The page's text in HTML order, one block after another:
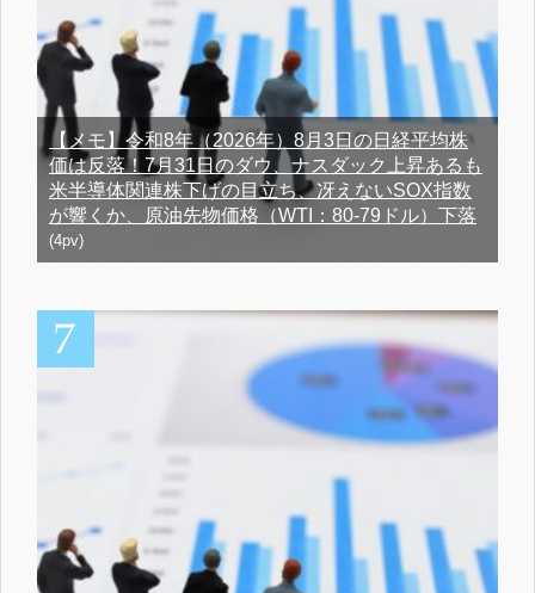
【メモ】令和8年（2026年）8月3日の日経平均株
価は反落！7月31日のダウ、ナスダック上昇あるも
米半導体関連株下げの目立ち、冴えないSOX指数
が響くか、原油先物価格（WTI：80-79ドル）下落
(4pv)